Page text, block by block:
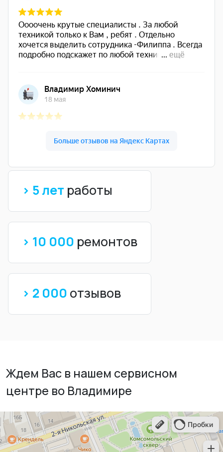
> 5 лет работы
> 10 000 ремонтов
> 2 000 отзывов
Ждем Вас в нашем сервисном
центре во Владимире